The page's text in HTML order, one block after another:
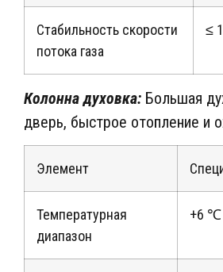
Стабильность скорости
потока газа
≤
Колонна духовка: Большая
дверь, быстрое отопление и
Элемент
Температурная
диапазон
+6